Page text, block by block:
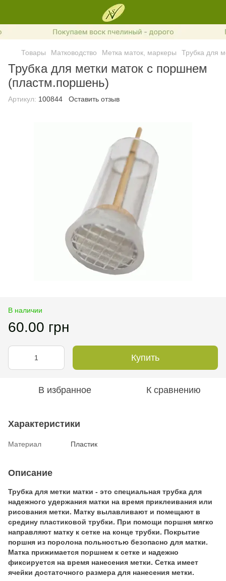
Товары Матководство Метка маток, маркеры Трубка для
Трубка для метки маток с поршнем
(пластм.поршень)
Артикул: 100844 Оставить отзыв
В наличии
60.00 грн
Купить
В избранное К сравнению
Характеристики
Материал Пластик
Описание
Трубка для метки матки - это специальная трубка для
надежного удержания матки на время приклеивания или
рисования метки. Матку вылавливают и помещают в
средину пластиковой трубки. При помощи поршня мягко
направляют матку к сетке на конце трубки. Покрытие
поршня из поролона польностью безопасно для матки.
Матка прижимается поршнем к сетке и надежно
фиксируется на время нанесения метки. Сетка имеет
ячейки достаточного размера для нанесения метки.